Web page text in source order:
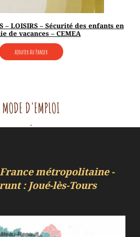
– LOISIRS – Sécurité des enfants en
de vacances – CEMEA
Ajouter Au Panier
MODE D'EMPLOI
.
France métropolitaine -
: Joué-lès-Tours